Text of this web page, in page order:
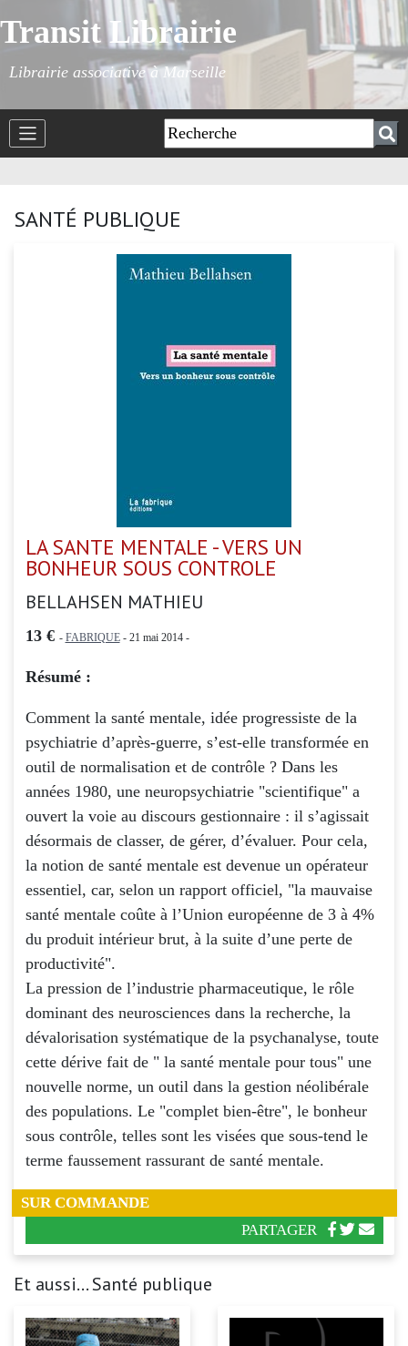
Transit Librairie
Librairie associative à Marseille
SANTÉ PUBLIQUE
LA SANTE MENTALE - VERS UN
BONHEUR SOUS CONTROLE
BELLAHSEN MATHIEU
13 € - FABRIQUE- 21 mai 2014 -
Résumé :
Comment la santé mentale, idée progressiste de la
psychiatrie d’après-guerre, s’est-elle transformée en
outil de normalisation et de contrôle ? Dans les
années 1980, une neuropsychiatrie "scientifique" a
ouvert la voie au discours gestionnaire : il s’agissait
désormais de classer, de gérer, d’évaluer. Pour cela,
la notion de santé mentale est devenue un opérateur
essentiel, car, selon un rapport officiel, "la mauvaise
santé mentale coûte à l’Union européenne de 3 à 4%
du produit intérieur brut, à la suite d’une perte de
productivité".
La pression de l’industrie pharmaceutique, le rôle
dominant des neurosciences dans la recherche, la
dévalorisation systématique de la psychanalyse, toute
cette dérive fait de " la santé mentale pour tous" une
nouvelle norme, un outil dans la gestion néolibérale
des populations. Le "complet bien-être", le bonheur
sous contrôle, telles sont les visées que sous-tend le
terme faussement rassurant de santé mentale.
SUR COMMANDE
PARTAGER
Et aussi... Santé publique